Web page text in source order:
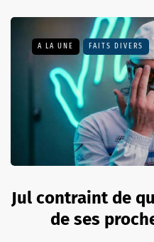
A LA UNE FAITS DIVERS
Jul contraint de
de ses